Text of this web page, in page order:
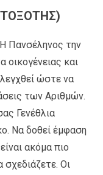
Πανσέληνος την
οικογένειας και
ώστε να
των Αριθμών.
Γενέθλια
Να δοθεί έμφαση
ακόμα πιο
σχεδιάζετε. Οι